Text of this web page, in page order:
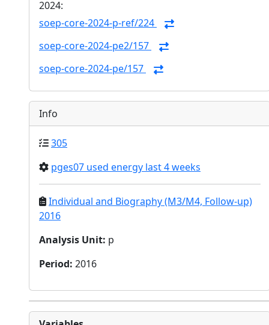
2024:
soep-core-2024-p-ref/224
soep-core-2024-pe2/157
soep-core-2024-pe/157
Info
305
pges07 used energy last 4 weeks
Individual and Biography (M3/M4, Follow-up)
2016
Analysis Unit: p
Period: 2016